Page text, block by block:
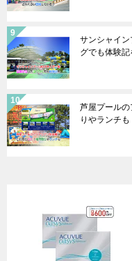
サンシャイ
グでも体験記
芦屋プール
りやランチも